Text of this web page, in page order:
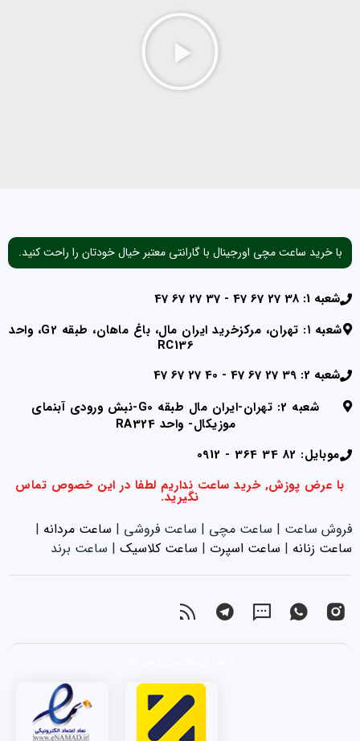
با خرید ساعت مچی اورجینال با گارانتی معتبر خیال خودتان را راحت کنید.
شعبه 1: 38 27 67 47 - 37 27 67 47
شعبه ۱: تهران، مرکزخرید ایران مال، باغ ماهان، طبقه G2، واحد
RC136
شعبه 2: 39 27 67 47 - 40 27 67 47
شعبه 2: تهران-ایران مال طبقه G0-نبش ورودی آبنمای
موزیکال- واحد RA324
موبایل: 82 34 364 - 0912
با عرض پوزش, خرید ساعت نداریم لطفا در این خصوص تماس
نگیرید.
فروش ساعت | ساعت مچی | ساعت فروشی | ساعت مردانه |
ساعت زنانه |‌ ساعت اسپرت |‌ ساعت کلاسیک | ساعت برند